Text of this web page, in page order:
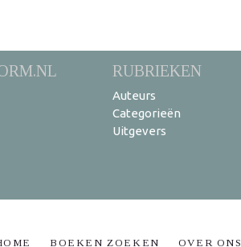
RUBRIEKEN
Auteurs
Categorieën
Uitgevers
BOEKEN ZOEKEN OVER ONS